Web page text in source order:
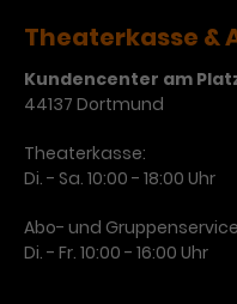
Theaterkasse &
Kundencenter am
44137 Dortmund
Theaterkasse:
Di. - Sa. 10:00 - 18:00 Uhr
Abo- und
Di. - Fr. 10:00 - 16:00 Uhr